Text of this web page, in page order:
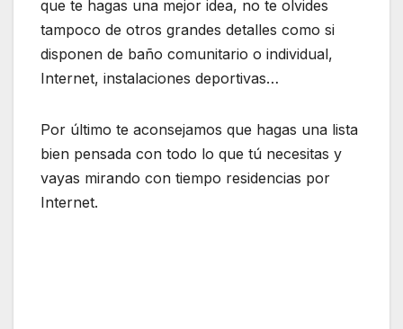
que te hagas una mejor idea, no te olvides
tampoco de otros grandes detalles como si
disponen de baño comunitario o individual,
Internet, instalaciones deportivas…
Por último te aconsejamos que hagas una lista
bien pensada con todo lo que tú necesitas y
vayas mirando con tiempo residencias por
Internet.